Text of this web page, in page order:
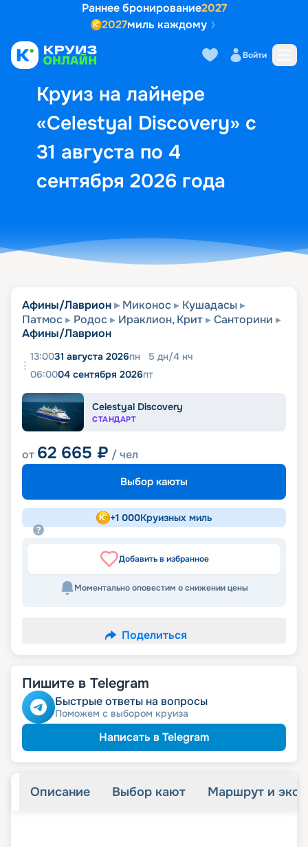
Раннее бронирование2027
2027миль каждому
Войти
Круиз на лайнере
«Celestyal Discovery» с
31 августа по 4
сентября 2026 года
Выбор кают Маршрут и
Афины/Лаврион Миконос
Кушадасы
Патмос
Родос Ираклион, Крит
Санторини
Афины/Лаврион
13:0031 августа 2026пн 5 дн/4 нч
06:0004 сентября 2026пт
Celestyal Discovery
СТАНДАРТ
от 62 665 ₽ / чел
Выбор каюты
+1 000Круизных миль
Добавить в избранное
Моментально оповестим о снижении цены
Поделиться
Пишите в Telegram
Быстрые ответы на вопросы
Поможем с выбором круиза
Написать в Telegram
Описание Выбор кают Маршрут и